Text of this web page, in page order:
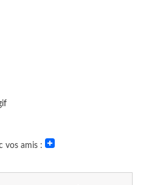
vos amis :